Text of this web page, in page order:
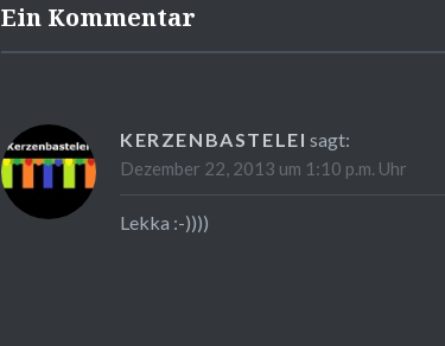
Ein Kommentar
KERZENBASTELEI sagt:
Dezember 22, 2013 um 1:10 p.m. Uhr
Lekka :-))))